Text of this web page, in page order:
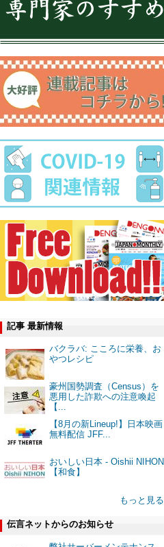
記事 最新情報
バクラバ: こころに栄養、お
やつレシピ
豪州国勢調査（Census）を
悪用した詐欺への注意喚起
【...
【8月の新Lineup!】日本映画
無料配信 JFF...
おいしい日本 - Oishii NIHON
【和食】
もっと見る
伝言ネットからのお知らせ